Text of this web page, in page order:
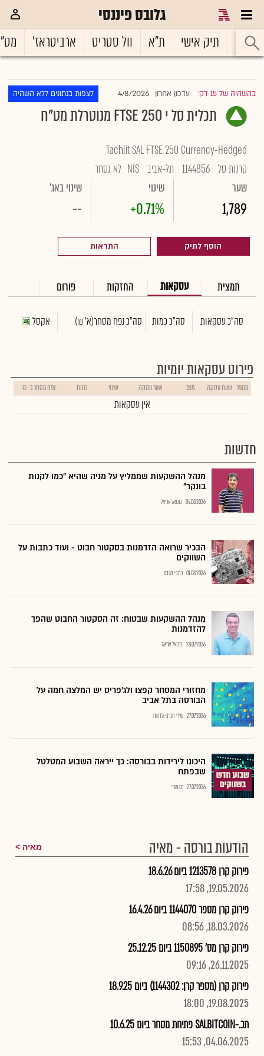
גלובס פיננסי
ראשי תיק אישי ת"א וול סטריט ארביטראז'
בהשהיה של 15 דק' |עדכון אחרון 4/8/2026 לצפות בנתונים ללא השהיה
תכלית סל י FTSE 250 מנוטרלת מט"ח
Tachlit SAL FTSE 250 Currency-Hedged
קרנות סל 1144856 תל-אביב NIS לא נסחר
שער
1,789
שינוי
+0.71%
שינוי באג'
--
הוסף לתיק התראות
תמצית עסקאות החזקות פורום
סה"כ עסקאות סה"כ כמות סה"כ נפח מסחר(א' ₪) אקסל
פירוט עסקאות יומיות
מספר שעת עסקה מצב שער עסקה שינוי כמות נפח מסחר ב- ₪
אין עסקאות
חדשות
מנהל ההשקעות שממליץ על מניה שהיא "כמו לקנות
בונקר"
04.08.2026 נתנאל אריאל
הבכיר שרואה הזדמנות בסקטור חבוט - ועוד כתבות על
השווקים
01.08.2026 כתבי גלובס
מנהל ההשקעות שבטוח: זה הסקטור החבוט שהפך
להזדמנות
28.07.2026 נתנאל אריאל
מחזורי המסחר קפצו ולג'פריס יש המלצה חמה על
הבורסה בתל אביב
27.07.2026 שירי חביב-ולדהורן
היכונו לירידות בבורסה: כך ייראה השבוע המטלטל
שבפתח
27.07.2026 רם מורי
הודעות בורסה - מאיה מאיה
פירוק קרן 1213578 ביום 18.6.26
19.05.2026, 17:58
פירוק קרן מספר 1144070 ביום 16.4.26
18.03.2026, 08:56
פירוק קרן מס' 1150895 ביום 25.12.25
26.11.2025, 09:16
פירוק קרן (מספר קרן: 1144302) ביום 18.9.25
19.08.2025, 18:00
תכ.-SALBITCOIN פתיחת מסחר ביום 10.6.25
04.06.2025, 15:53